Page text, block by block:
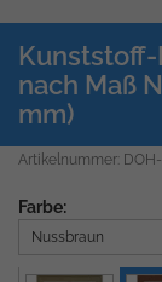
nach Maß
mm)
Artikelnummer:
Farbe:
Nussbraun